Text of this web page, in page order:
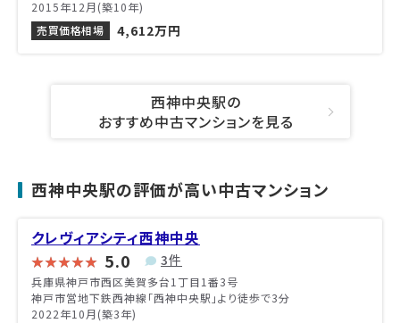
2015年12月(築10年)
売買価格相場
4,612万円
西神中央駅の
おすすめ中古マンションを見る
西神中央駅の評価が高い中古マンション
クレヴィアシティ西神中央
5.0 3件
兵庫県神戸市西区美賀多台1丁目1番3号
神戸市営地下鉄西神線「西神中央駅」より徒歩で3分
2022年10月(築3年)